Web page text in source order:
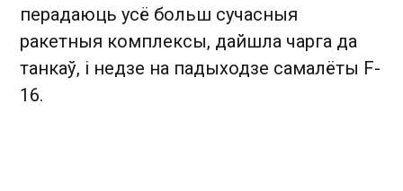
перадаюць усё больш сучасныя
ракетныя комплексы, дайшла чарга да
танкаў, і недзе на падыходзе самалёты F-
16.